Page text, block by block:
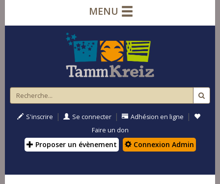
MENU
S'inscrire | Se connecter | Adhésion en ligne |
Faire un don
Proposer un évènement Connexion Admin